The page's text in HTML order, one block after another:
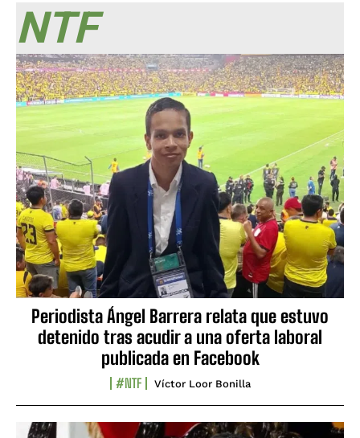
NTF
Periodista Ángel Barrera relata que estuvo
detenido tras acudir a una oferta laboral
publicada en Facebook
#NTF Víctor Loor Bonilla